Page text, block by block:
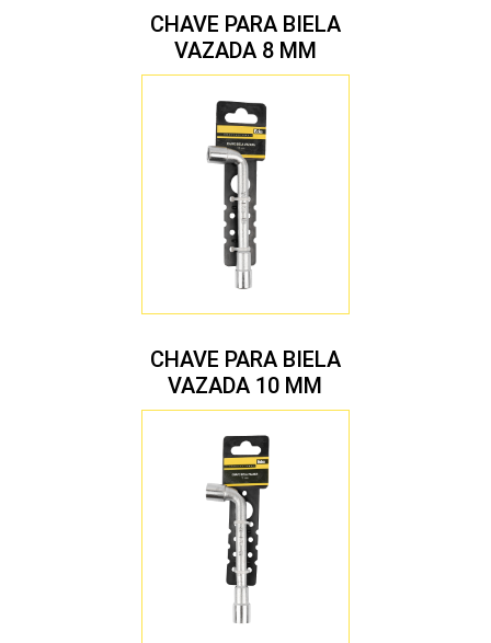
CHAVE PARA BIELA
VAZADA 8 MM
CHAVE PARA BIELA
VAZADA 10 MM